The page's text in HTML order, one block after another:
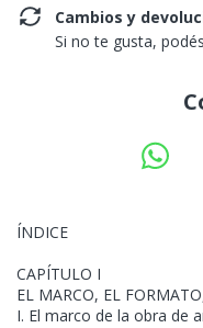
Cambios y
Si no te gusta,
ÍNDICE
CAPÍTULO I
EL MARCO, EL
I. El marco de la obra de